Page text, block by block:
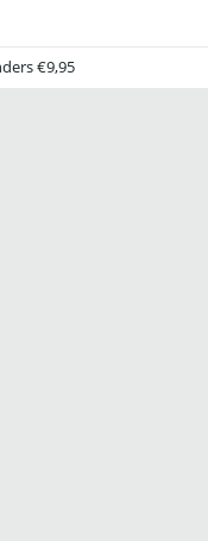
in de ovenruimte
€9,95